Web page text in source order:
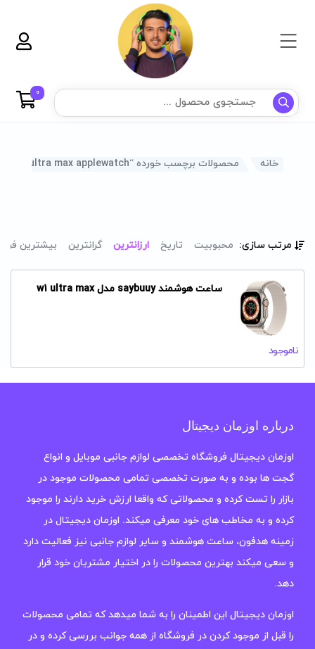
0
خانه محصولات برچسب خورده “w1 ultra max applewatch”
مرتب سازی: محبوبیت تاریخ ارزانترین گرانترین بیشترین
ساعت هوشمند saybuuy مدل w1 ultra max
ناموجود
درباره اوزمان دیجیتال
اوزمان دیجیتال فروشگاه تخصصی لوازم جانبی موبایل و انواع
گجت ها بوده و به صورت تخصصی تمامی محصولات موجود در
بازار را تست کرده و محصولاتی که واقعا ارزش خرید دارند را موجود
کرده و به مخاطب های خود معرفی میکند. اوزمان دیجیتال در
زمینه هدفون، ساعت هوشمند و سایر لوازم جانبی نیز فعالیت دارد
و سعی میکند بهترین محصولات را در اختیار مشتریان خود قرار
دهد.
اوزمان دیجیتال این اطمینان را به شما میدهد که تمامی محصولات
را قبل از موجود کردن در فروشگاه از همه جوانب بررسی کرده و در